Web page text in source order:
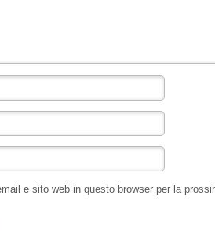
e sito web in questo browser per la